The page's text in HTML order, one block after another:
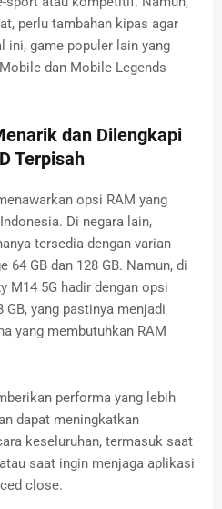
perlu tambahan kipas agar
ini, game populer lain yang
dan Mobile Legends
dan Dilengkapi
Terpisah
opsi RAM yang
Di negara lain,
tersedia dengan varian
64 GB dan 128 GB. Namun, di
M14 5G hadir dengan opsi
GB, yang pastinya menjadi
yang membutuhkan RAM
performa yang lebih
dapat meningkatkan
keseluruhan, termasuk saat
saat ingin menjaga aplikasi
close.